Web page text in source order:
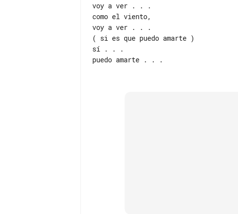
voy a ver . . .
como el viento,
voy a ver . . .
( si es que puedo amarte )
sí . . .
puedo amarte . . .